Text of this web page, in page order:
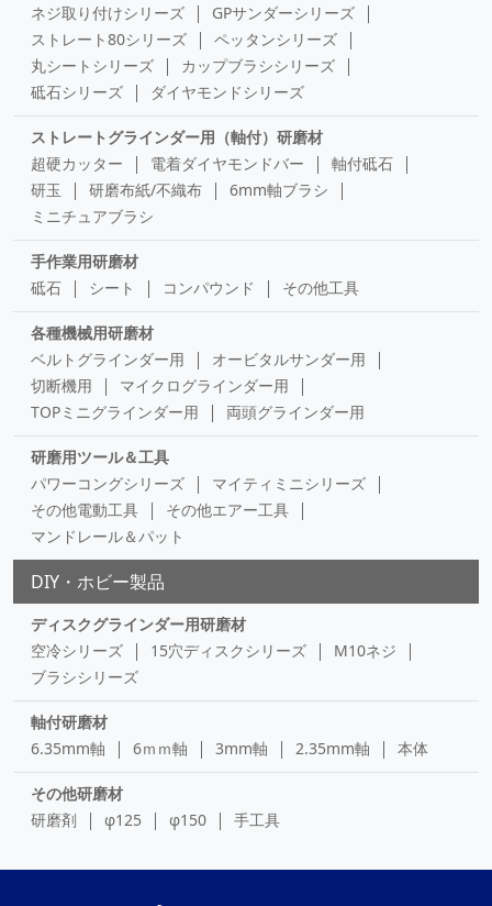
ネジ取り付けシリーズ
GPサンダーシリーズ
ストレート80シリーズ
ペッタンシリーズ
丸シートシリーズ
カップブラシシリーズ
砥石シリーズ
ダイヤモンドシリーズ
ストレートグラインダー用（軸付）研磨材
超硬カッター
電着ダイヤモンドバー
軸付砥石
研玉
研磨布紙/不織布
6mm軸ブラシ
ミニチュアブラシ
手作業用研磨材
砥石
シート コンパウンド その他工具
各種機械用研磨材
ベルトグラインダー用
オービタルサンダー用
切断機用
マイクログラインダー用
TOPミニグラインダー用
両頭グラインダー用
研磨用ツール＆工具
パワーコングシリーズ
マイティミニシリーズ
その他電動工具
その他エアー工具
マンドレール＆パット
DIY・ホビー製品
ディスクグラインダー用研磨材
空冷シリーズ
15穴ディスクシリーズ
M10ネジ
ブラシシリーズ
軸付研磨材
6.35mm軸
6ｍｍ軸 3mm軸 2.35mm軸 本体
その他研磨材
研磨剤
φ125 φ150 手工具